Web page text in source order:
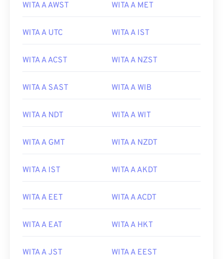
WITA A AWST WITA A MET
WITA A UTC WITA A IST
WITA A ACST WITA A NZST
WITA A SAST WITA A WIB
WITA A NDT WITA A WIT
WITA A GMT WITA A NZDT
WITA A IST WITA A AKDT
WITA A EET WITA A ACDT
WITA A EAT WITA A HKT
WITA A JST WITA A EEST